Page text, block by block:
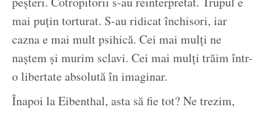
mai puțin torturat. S-au ridicat închisori, iar
cazna e mai mult psihică. Cei mai mulți ne
naștem și murim sclavi. Cei mai mulți trăim într-
o libertate absolută în imaginar.
Înapoi la Eibenthal, asta să fie tot? Ne trezim,